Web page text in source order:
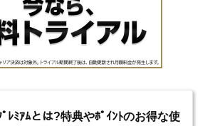
ﾟﾚﾐｱﾑとは?特典やﾎﾟｲﾝﾄのお得な使